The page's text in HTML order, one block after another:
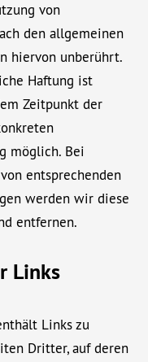
von
den allgemeinen
hiervon unberührt.
Haftung ist
Zeitpunkt der
möglich. Bei
entsprechenden
werden wir diese
entfernen.
Links
Links zu
Dritter, auf deren